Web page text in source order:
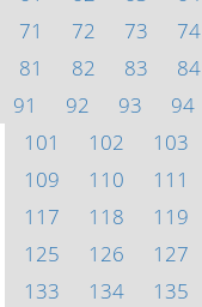
71
72 73 74
81
82 83 84
91
92 93 94
101
102 103
109
110 111
117
118 119
125
126 127
133
134 135